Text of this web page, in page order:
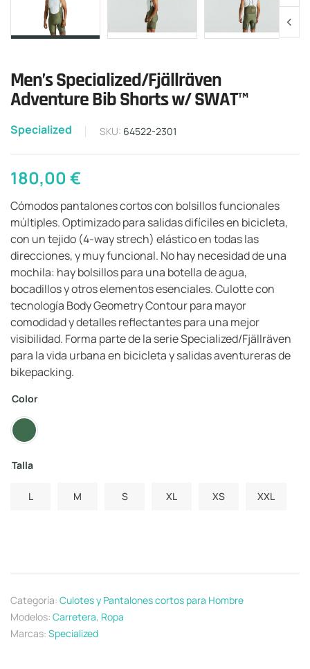
Men’s Specialized/Fjällräven
Adventure Bib Shorts w/ SWAT™
Specialized SKU: 64522-2301
180,00€
Cómodos pantalones cortos con bolsillos funcionales
múltiples. Optimizado para salidas difíciles en bicicleta,
con un tejido (4-way strech) elástico en todas las
direcciones, y muy funcional. No hay necesidad de una
mochila: hay bolsillos para una botella de agua,
bocadillos y otros elementos esenciales. Culotte con
tecnología Body Geometry Contour para mayor
comodidad y detalles reflectantes para una mejor
visibilidad. Forma parte de la serie Specialized/Fjällräven
para la vida urbana en bicicleta y salidas aventureras de
bikepacking.
Color
Talla
L M S XL XS XXL
Categoría: Culotes y Pantalones cortos para Hombre
Modelos: Carretera, Ropa
Marcas: Specialized